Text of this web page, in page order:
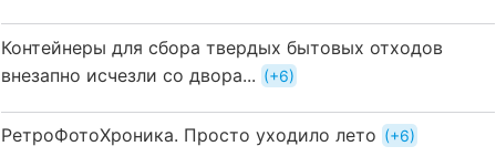
Контейнеры для сбора твердых бытовых отходов
внезапно исчезли со двора...
+6
РетроФотоХроника. Просто уходило лето +6